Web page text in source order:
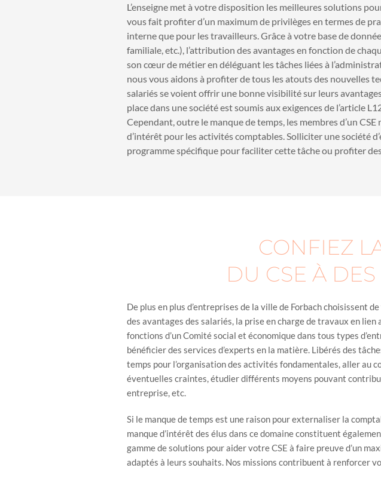
L’enseigne met à votre disposition les meilleures solutions
vous fait profiter d’un maximum de privilèges en termes de
interne que pour les travailleurs. Grâce à votre base de
familiale, etc.), l’attribution des avantages en fonction de
son cœur de métier en déléguant les tâches liées à
nous vous aidons à profiter de tous les atouts des nouvelles
salariés se voient offrir une bonne visibilité sur leurs
place dans une société est soumis aux exigences de l’article
Cependant, outre le manque de temps, les membres d’un
d’intérêt pour les activités comptables. Solliciter une société
programme spécifique pour faciliter cette tâche ou profiter
CONFIEZ
DU CSE À
De plus en plus d’entreprises de la ville de Forbach choisissent
des avantages des salariés, la prise en charge de travaux en
fonctions d’un Comité social et économique dans tous types
bénéficier des services d’experts en la matière. Libérés des
temps pour l’organisation des activités fondamentales, aller au
éventuelles craintes, étudier différents moyens pouvant
entreprise, etc.
Si le manque de temps est une raison pour externaliser la
manque d’intérêt des élus dans ce domaine constituent
gamme de solutions pour aider votre CSE à faire preuve d’un
adaptés à leurs souhaits. Nos missions contribuent à renforcer